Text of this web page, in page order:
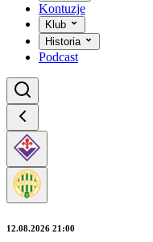
Kontuzje
Klub
Historia
Podcast
12.08.2026 21:00